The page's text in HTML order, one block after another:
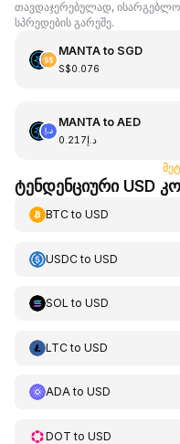
თავდაჯერებულად,
სპრედების გარეშე.
MANTAto SGD
S$0.076
MANTAto AED
د.إ0.217
ტენდენციური USD
BTCto USD
USDCto USD
SOL to USD
LTCto USD
ADAto USD
DOT to USD